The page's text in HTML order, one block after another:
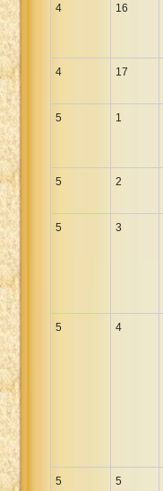
4 16
4 17
5 1
5 2
5 3
5 4
5 5